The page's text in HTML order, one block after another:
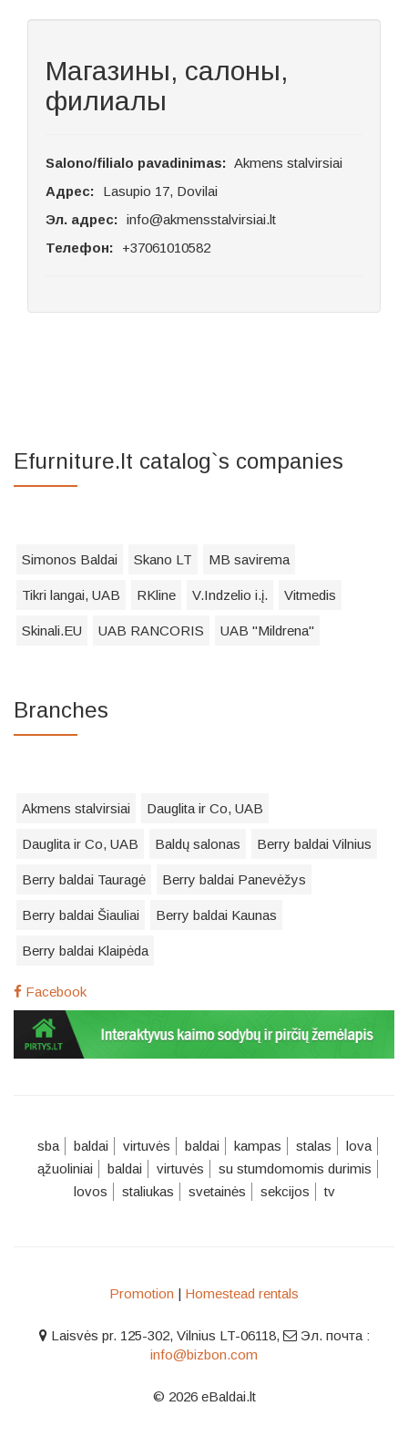
Магазины, салоны,
филиалы
Salono/filialo pavadinimas: Akmens stalvirsiai
Адрес:
Lasupio 17, Dovilai
Эл. адрес: info@akmensstalvirsiai.lt
Телефон:
+37061010582
Efurniture.lt catalog`s companies
Simonos Baldai Skano LT MB savirema
Tikri langai, UAB RKline V.Indzelio i.į. Vitmedis
Skinali.EU UAB RANCORIS UAB "Mildrena"
Branches
Akmens stalvirsiai Dauglita ir Co, UAB
Dauglita ir Co, UAB Baldų salonas Berry baldai Vilnius
Berry baldai Tauragė Berry baldai Panevėžys
Berry baldai Šiauliai Berry baldai Kaunas
Berry baldai Klaipėda
Facebook
sba baldai virtuvės baldai kampas stalas
lova
ąžuoliniai
baldai virtuvės
su stumdomomis durimis
lovos
staliukas svetainės sekcijos tv
Promotion | Homestead rentals
Laisvės pr. 125-302, Vilnius LT-06118,
Эл. почта :
info@bizbon.com
© 2026 eBaldai.lt